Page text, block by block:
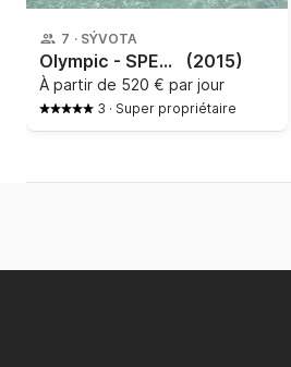
7 · SÝVOTA
Olympic - SPEEDSTER 6M (2015)
À partir de 520 € par jour
3 · Super propriétaire